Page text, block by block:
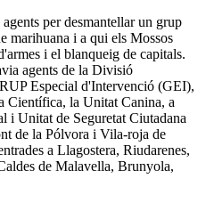
per desmantellar un grup
marihuana i a qui els Mossos
i el blanqueig de capitals.
agents de la Divisió
Especial d'Intervenció (GEI),
la Unitat Canina, a
i Unitat de Seguretat Ciutadana
de la Pólvora i Vila-roja de
a Llagostera, Riudarenes,
de Malavella, Brunyola,